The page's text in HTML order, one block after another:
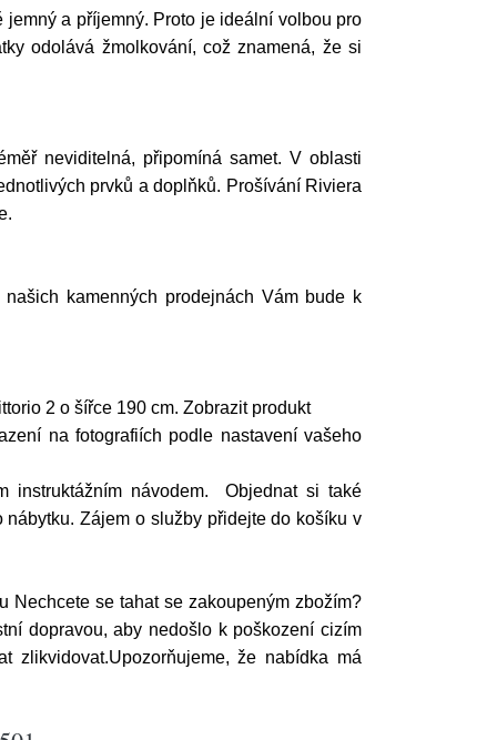
a příjemný. Proto je ideální volbou pro
odolává žmolkování, což znamená, že si
neviditelná, připomíná samet. V oblasti
prvků a doplňků. Prošívání Riviera
kamenných prodejnách Vám bude k
2 o šířce 190 cm. Zobrazit produkt
na fotografiích podle nastavení vašeho
instruktážním návodem. Objednat si také
Zájem o služby přidejte do košíku v
Nechcete se tahat se zakoupeným zbožím?
dopravou, aby nedošlo k poškození cizím
zlikvidovat.Upozorňujeme, že nabídka má